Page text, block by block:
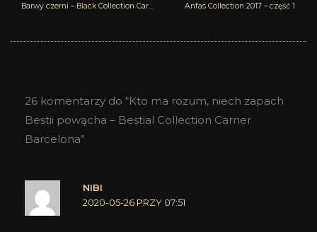
Barwy czerni – Black Collection Carner Barcelona Anfas Collection 2017 – część 1
26 komentarzy do “Kto ma rozum, niech zapach
Bestii powącha – Bestial Collection Carner
Barcelona”
NIBI
2020-05-26 PRZY 07:51